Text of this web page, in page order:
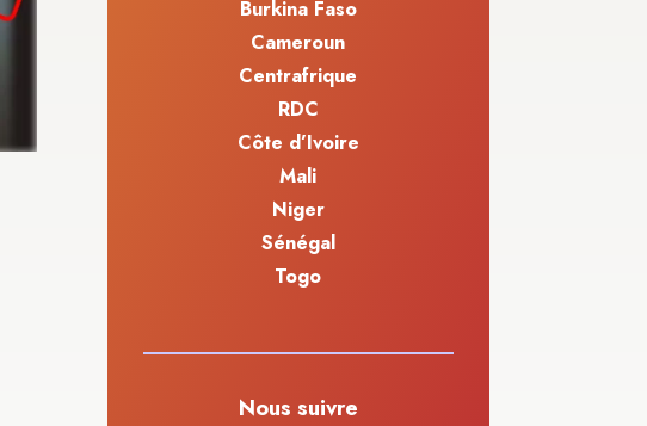
Burkina Faso
Cameroun
Centrafrique
RDC
Côte d’Ivoire
Mali
Niger
Sénégal
Togo
Nous suivre